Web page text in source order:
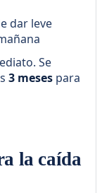
dar leve
Se
3 meses para
la caída